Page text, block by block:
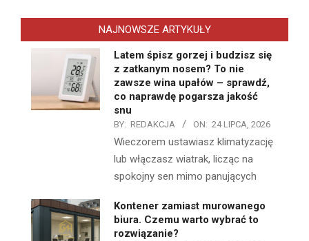
NAJNOWSZE ARTYKUŁY
Latem śpisz gorzej i budzisz się
z zatkanym nosem? To nie
zawsze wina upałów – sprawdź,
co naprawdę pogarsza jakość
snu
BY: REDAKCJA ON: 24 LIPCA, 2026
Wieczorem ustawiasz klimatyzację
lub włączasz wiatrak, licząc na
spokojny sen mimo panujących
Kontener zamiast murowanego
biura. Czemu warto wybrać to
rozwiązanie?